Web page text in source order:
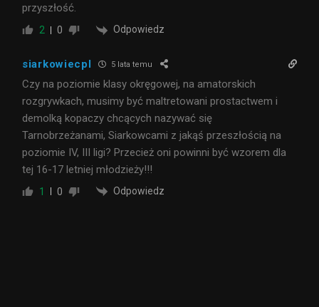
przyszłość.
2 0 Odpowiedz
siarkowiecpl 5 lata temu
Czy na poziomie klasy okręgowej, na amatorskich
rozgrywkach, musimy być maltretowani prostactwem i
demolką kopaczy chcących nazywać się
Tarnobrzeżanami, Siarkowcami z jakąś przeszłością na
poziomie IV, III ligi? Przecież oni powinni być wzorem dla
tej 16-17 letniej młodzieży!!!
1 0 Odpowiedz